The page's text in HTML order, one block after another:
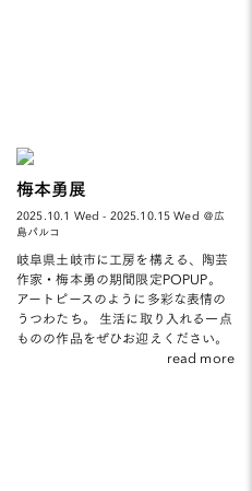
梅本勇展
2025.10.1 Wed - 2025.10.15 Wed ＠広
島パルコ
岐阜県土岐市に工房を構える、陶芸
作家・梅本勇の期間限定POPUP。
アートピースのように多彩な表情の
うつわたち。 生活に取り入れる一点
ものの作品をぜひお迎えください。
read more